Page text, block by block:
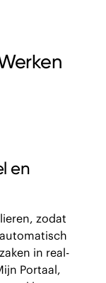
en
zodat
in real-
Portaal,